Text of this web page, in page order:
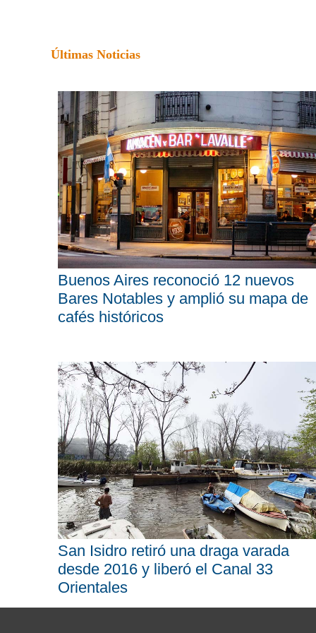
Últimas Noticias
Buenos Aires reconoció 12 nuevos
Bares Notables y amplió su mapa de
cafés históricos
San Isidro retiró una draga varada
desde 2016 y liberó el Canal 33
Orientales